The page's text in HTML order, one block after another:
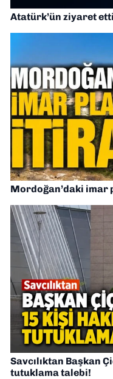
Atatürk’ün ziyaret
Mordoğan’daki imar
Savcılıktan Başkan
tutuklama talebi!